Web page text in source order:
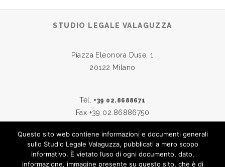
STUDIO LEGALE VALAGUZZA
Piazza Eleonora Duse, 1
20122 Milano
Tel. +39 02.8688671
Fax +39 02.86886750
Skype:studiovalaguzza
Email:info@studiovalaguzza.it
Questo sito web contiene informazioni e documenti generali
sullo Studio Legale Valaguzza, pubblicati a mero scopo
informativo. È vietato l’uso di ogni documento, dato,
informazione, immagine presente su questo sito, che è di